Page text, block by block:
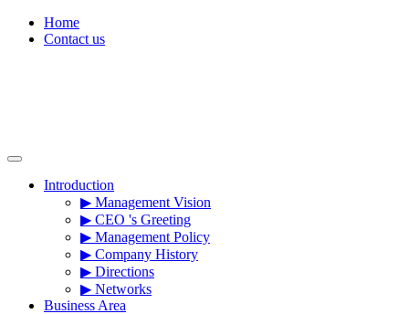
Skip
Home
Contact us
Introduction
▶ Management Vision
▶ CEO 's Greeting
▶ Management Policy
▶ Company History
▶ Directions
▶ Networks
Business Area